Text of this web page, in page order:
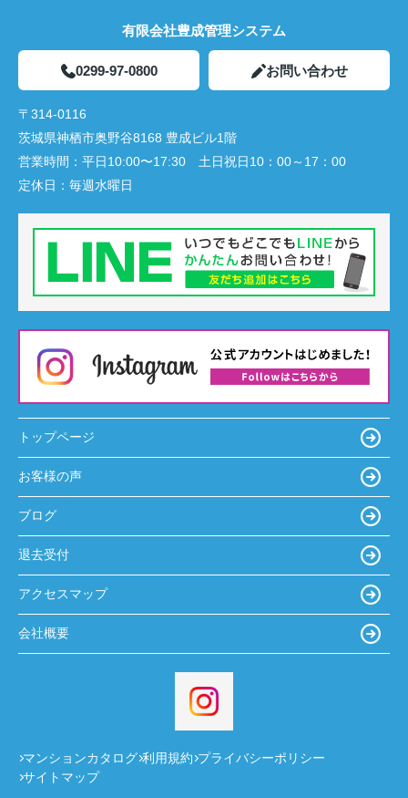
有限会社豊成管理システム
0299-97-0800 お問い合わせ
〒314-0116
茨城県神栖市奥野谷8168 豊成ビル1階
営業時間： 平日10:00〜17:30 土日祝日10：00～17：00
定休日： 毎週水曜日
トップページ
お客様の声
ブログ
退去受付
アクセスマップ
会社概要
マンションカタログ 利用規約 プライバシーポリシー
サイトマップ